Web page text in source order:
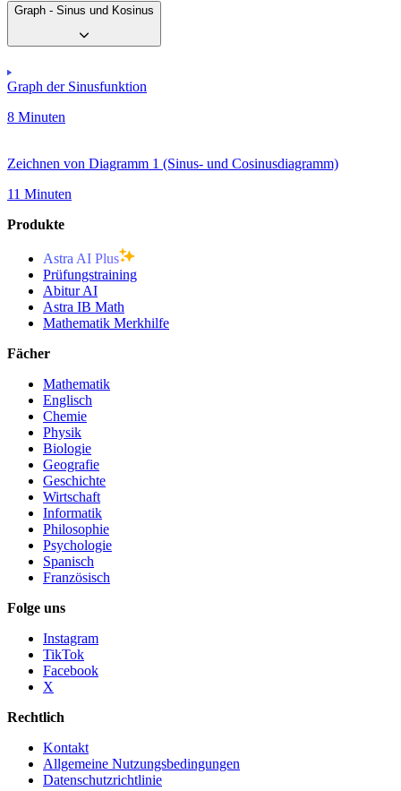
Graph - Sinus und Kosinus
Graph der Sinusfunktion
8 Minuten
Zeichnen von Diagramm 1 (Sinus- und Cosinusdiagramm)
11 Minuten
Produkte
Astra AI Plus
Prüfungstraining
Abitur AI
Astra IB Math
Mathematik Merkhilfe
Fächer
Mathematik
Englisch
Chemie
Physik
Biologie
Geografie
Geschichte
Wirtschaft
Informatik
Philosophie
Psychologie
Spanisch
Französisch
Folge uns
Instagram
TikTok
Facebook
X
Rechtlich
Kontakt
Allgemeine Nutzungsbedingungen
Datenschutzrichtlinie